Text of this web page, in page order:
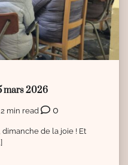
mars 2026
2 min read 0
de la joie ! Et